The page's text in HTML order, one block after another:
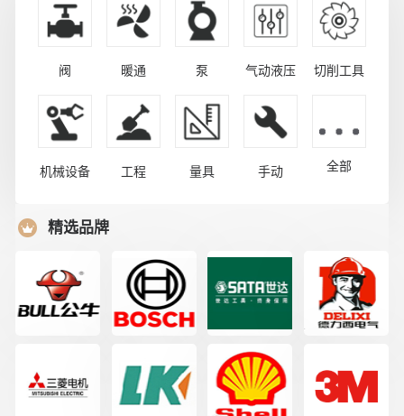
阀 暖通 泵 气动液压 切削工具
机械设备 工程 量具 手动 全部
精选品牌